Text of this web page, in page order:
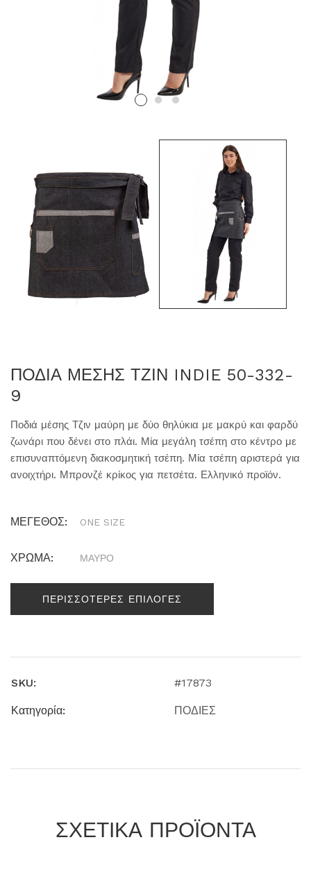
ΠΟΔΙΑ ΜΕΣΗΣ ΤΖΙΝ INDIE 50-332-
9
Ποδιά μέσης Τζιν μαύρη με δύο θηλύκια με μακρύ και φαρδύ
ζωνάρι που δένει στο πλάι. Μία μεγάλη τσέπη στο κέντρο με
επισυναπτόμενη διακοσμητική τσέπη. Μία τσέπη αριστερά για
ανοιχτήρι. Μπρονζέ κρίκος για πετσέτα. Ελληνικό προϊόν.
ΜΕΓΕΘΟΣ: ONE SIZE
ΧΡΩΜΑ: ΜΑΥΡΟ
ΠΕΡΙΣΣΟΤΕΡΕΣ ΕΠΙΛΟΓΕΣ
SKU: #17873
Κατηγορία: ΠΟΔΙΕΣ
ΣΧΕΤΙΚΑ ΠΡΟΪΟΝΤΑ